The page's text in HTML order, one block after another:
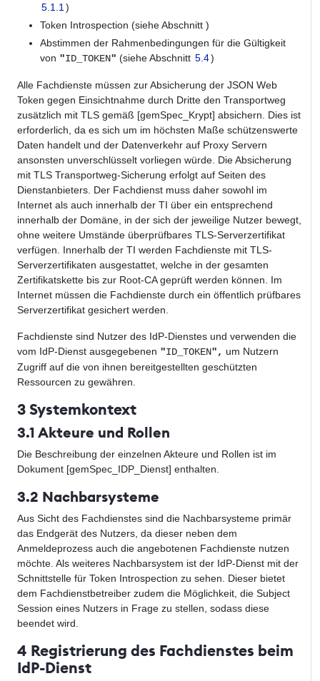
5.1.1 )
Token Introspection (siehe Abschnitt )
Abstimmen der Rahmenbedingungen für die Gültigkeit
von "ID_TOKEN" (siehe Abschnitt 5.4)
Alle Fachdienste müssen zur Absicherung der JSON Web
Token gegen Einsichtnahme durch Dritte den Transportweg
zusätzlich mit TLS gemäß [gemSpec_Krypt] absichern. Dies ist
erforderlich, da es sich um im höchsten Maße schützenswerte
Daten handelt und der Datenverkehr auf Proxy Servern
ansonsten unverschlüsselt vorliegen würde. Die Absicherung
mit TLS Transportweg-Sicherung erfolgt auf Seiten des
Dienstanbieters. Der Fachdienst muss daher sowohl im
Internet als auch innerhalb der TI über ein entsprechend
innerhalb der Domäne, in der sich der jeweilige Nutzer bewegt,
ohne weitere Umstände überprüfbares TLS-Serverzertifikat
verfügen. Innerhalb der TI werden Fachdienste mit TLS-
Serverzertifikaten ausgestattet, welche in der gesamten
Zertifikatskette bis zur Root-CA geprüft werden können. Im
Internet müssen die Fachdienste durch ein öffentlich prüfbares
Serverzertifikat gesichert werden.
Fachdienste sind Nutzer des IdP-Dienstes und verwenden die
vom IdP-Dienst ausgegebenen "ID_TOKEN", um Nutzern
Zugriff auf die von ihnen bereitgestellten geschützten
Ressourcen zu gewähren.
3 Systemkontext
3.1 Akteure und Rollen
Die Beschreibung der einzelnen Akteure und Rollen ist im
Dokument [gemSpec_IDP_Dienst] enthalten.
3.2 Nachbarsysteme
Aus Sicht des Fachdienstes sind die Nachbarsysteme primär
das Endgerät des Nutzers, da dieser neben dem
Anmeldeprozess auch die angebotenen Fachdienste nutzen
möchte. Als weiteres Nachbarsystem ist der IdP-Dienst mit der
Schnittstelle für Token Introspection zu sehen. Dieser bietet
dem Fachdienstbetreiber zudem die Möglichkeit, die Subject
Session eines Nutzers in Frage zu stellen, sodass diese
beendet wird.
4 Registrierung des Fachdienstes beim
IdP-Dienst